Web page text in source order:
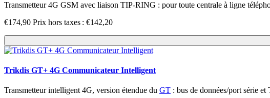
Transmetteur 4G GSM avec liaison TIP-RING : pour toute centrale à ligne
€174,90 Prix hors taxes : €142,20
Trikdis GT+ 4G Communicateur Intelligent
Transmetteur intelligent 4G, version étendue du GT : bus de données/port série